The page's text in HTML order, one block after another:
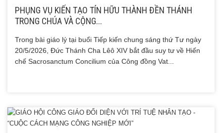
PHỤNG VỤ KIẾN TẠO TÍN HỮU THÀNH ĐỀN THÁNH
TRONG CHÚA VÀ CỘNG...
Trong bài giáo lý tại buổi Tiếp kiến chung sáng thứ Tư ngày
20/5/2026, Đức Thánh Cha Lêô XIV bắt đầu suy tư về Hiến
chế Sacrosanctum Concilium của Công đồng Vat...